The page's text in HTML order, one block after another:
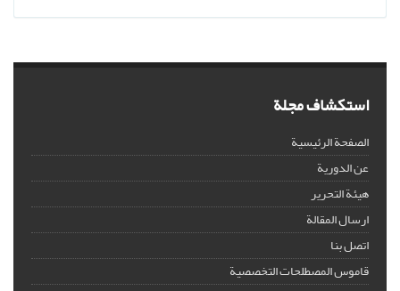
استكشاف مجلة
الصفحة الرئيسية
عن الدورية
هيئة التحرير
ارسال المقالة
اتصل بنا
قاموس المصطلحات التخصصية